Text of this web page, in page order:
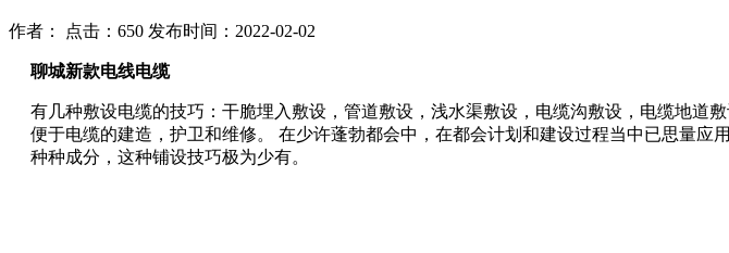
作者： 点击：650 发布时间：2022-02-02
聊城新款电线电缆
有几种敷设电缆的技巧：干脆埋入敷设，管道敷设，浅水渠敷设，电缆沟敷设，电缆地道
便于电缆的建造，护卫和维修。 在少许蓬勃都会中，在都会计划和建设过程当中已思量
种种成分，这种铺设技巧极为少有。